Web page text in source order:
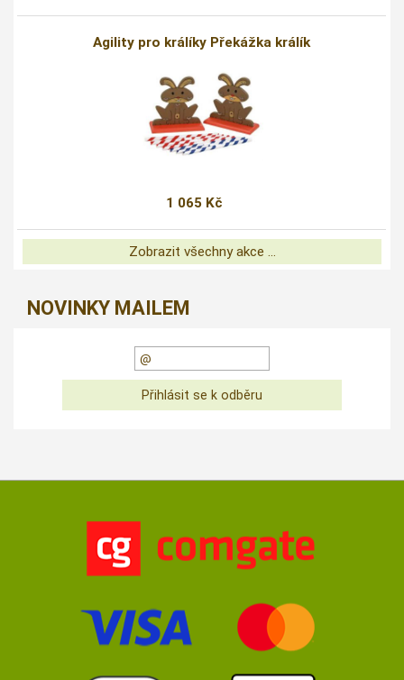
Agility pro králíky Překážka králík
1 065 Kč
Zobrazit všechny akce ...
NOVINKY MAILEM